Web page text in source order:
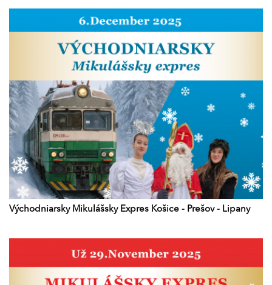
Východniarsky Mikulášsky Expres Košice - Prešov - Lipany